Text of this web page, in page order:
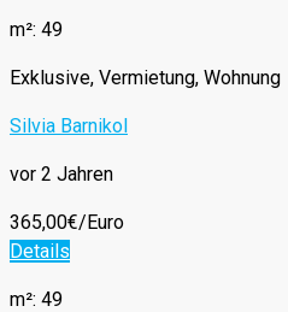
m²: 49
Exklusive, Vermietung, Wohnung
Silvia Barnikol
vor 2 Jahren
365,00€/Euro
Details
m²: 49